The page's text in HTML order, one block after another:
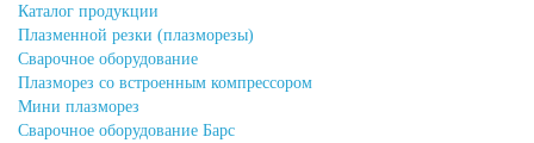
Каталог продукции
Плазменной резки (плазморезы)
Сварочное оборудование
Плазморез со встроенным компрессором
Мини плазморез
Сварочное оборудование Барс